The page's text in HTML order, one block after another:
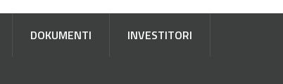
DOKUMENTI INVESTITORI